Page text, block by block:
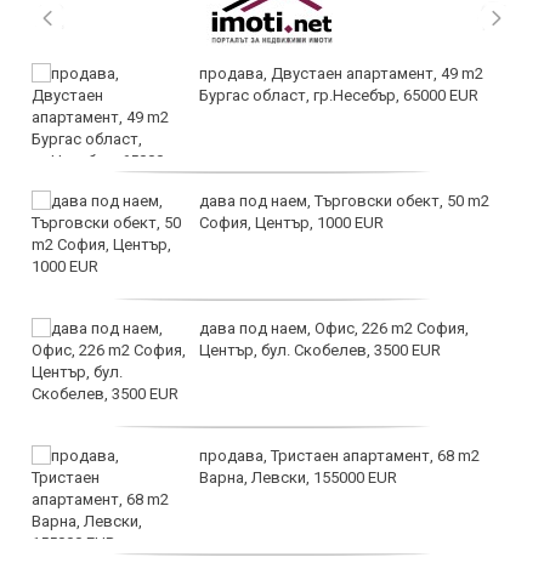
продава, Двустаен апартамент, 49 m2
Бургас област, гр.Несебър, 65000 EUR
дава под наем, Търговски обект, 50 m2
София, Център, 1000 EUR
дава под наем, Офис, 226 m2 София,
Център, бул. Скобелев, 3500 EUR
продава, Тристаен апартамент, 68 m2
Варна, Левски, 155000 EUR